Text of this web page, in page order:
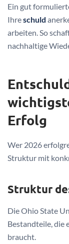
Ein gut
Ihreschuld
arbeiten. So
nachhaltige
Erfolg
Wer 2026
Struktur mit
Struktur
Die Ohio State
Bestandteile, die
braucht.